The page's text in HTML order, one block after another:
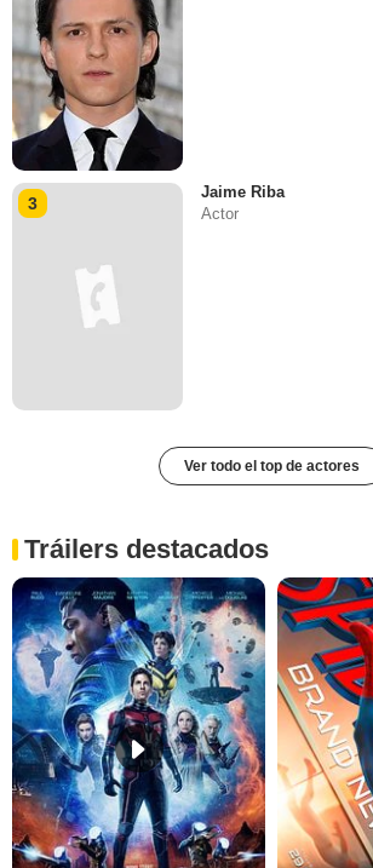
3
Jaime Riba
Actor
Ver todo el top de actores
Tráilers destacados